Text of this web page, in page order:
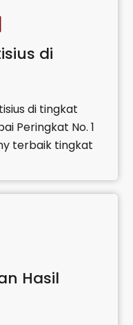
di
di tingkat
Peringkat No. 1
terbaik tingkat
Hasil